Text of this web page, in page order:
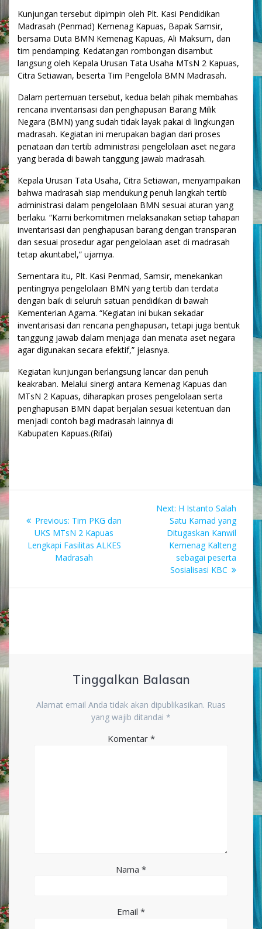
Kunjungan tersebut dipimpin oleh Plt. Kasi Pendidikan
Madrasah (Penmad) Kemenag Kapuas, Bapak Samsir,
bersama Duta BMN Kemenag Kapuas, Ali Maksum, dan
tim pendamping. Kedatangan rombongan disambut
langsung oleh Kepala Urusan Tata Usaha MTsN 2 Kapuas,
Citra Setiawan, beserta Tim Pengelola BMN Madrasah.
Dalam pertemuan tersebut, kedua belah pihak membahas
rencana inventarisasi dan penghapusan Barang Milik
Negara (BMN) yang sudah tidak layak pakai di lingkungan
madrasah. Kegiatan ini merupakan bagian dari proses
penataan dan tertib administrasi pengelolaan aset negara
yang berada di bawah tanggung jawab madrasah.
Kepala Urusan Tata Usaha, Citra Setiawan, menyampaikan
bahwa madrasah siap mendukung penuh langkah tertib
administrasi dalam pengelolaan BMN sesuai aturan yang
berlaku. “Kami berkomitmen melaksanakan setiap tahapan
inventarisasi dan penghapusan barang dengan transparan
dan sesuai prosedur agar pengelolaan aset di madrasah
tetap akuntabel,” ujarnya.
Sementara itu, Plt. Kasi Penmad, Samsir, menekankan
pentingnya pengelolaan BMN yang tertib dan terdata
dengan baik di seluruh satuan pendidikan di bawah
Kementerian Agama. “Kegiatan ini bukan sekadar
inventarisasi dan rencana penghapusan, tetapi juga bentuk
tanggung jawab dalam menjaga dan menata aset negara
agar digunakan secara efektif,” jelasnya.
Kegiatan kunjungan berlangsung lancar dan penuh
keakraban. Melalui sinergi antara Kemenag Kapuas dan
MTsN 2 Kapuas, diharapkan proses pengelolaan serta
penghapusan BMN dapat berjalan sesuai ketentuan dan
menjadi contoh bagi madrasah lainnya di
Kabupaten Kapuas.(Rifai)
posPrevious: Previous
post:
Tim PKG dan
UKS MTsN 2 Kapuas
Lengkapi Fasilitas ALKES
Madrasah
Next: Next
post:
H Istanto Salah
Satu Kamad yang
Ditugaskan Kanwil
Kemenag Kalteng
sebagai peserta
Sosialisasi KBC
Tinggalkan Balasan
Alamat email Anda tidak akan dipublikasikan. Ruas
yang wajib ditandai *
Komentar *
Nama *
Email *